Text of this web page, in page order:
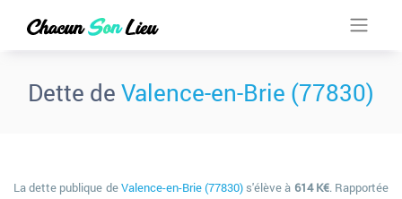
Dette de Valence-en-Brie (77830)
La dette publique deValence-en-Brie (77830) s'élève à 614 K€. Rapportée